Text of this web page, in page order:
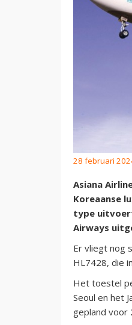
28 februari
Asiana
Koreaanse
type
Airways
Er vliegt nog
HL7428, die
Het toestel
Seoul en het
gepland voor